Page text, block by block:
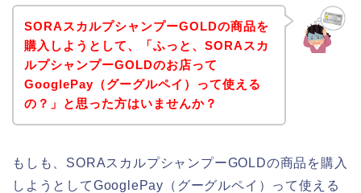
SORAスカルプシャンプーGOLDの商品を
購入しようとして、「ふっと、SORAスカ
ルプシャンプーGOLDのお店って
GooglePay（グーグルペイ）って使える
の？」と思った方はいませんか？
もしも、SORAスカルプシャンプーGOLDの商品を購入
しようとしてGooglePay（グーグルペイ）って使える